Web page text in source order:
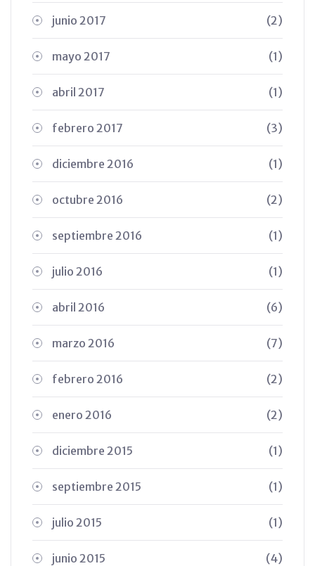
junio 2017 (2)
mayo 2017 (1)
abril 2017 (1)
febrero 2017 (3)
diciembre 2016 (1)
octubre 2016 (2)
septiembre 2016 (1)
julio 2016 (1)
abril 2016 (6)
marzo 2016 (7)
febrero 2016 (2)
enero 2016 (2)
diciembre 2015 (1)
septiembre 2015 (1)
julio 2015 (1)
junio 2015 (4)